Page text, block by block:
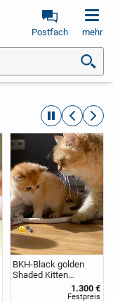
Postfach mehr
automatische
BKH-Black golden
Shaded Kitten
,reinrassig/Stammba
1.300 €
Festpreis